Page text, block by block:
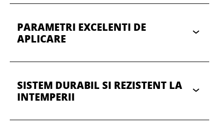
PARAMETRI EXCELENTI DE
APLICARE
SISTEM DURABIL SI REZISTENT LA
INTEMPERII